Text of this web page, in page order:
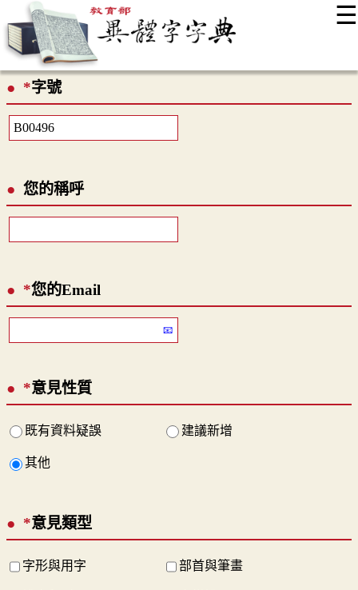
☰
最新消息
*字號
您的稱呼
*您的Email
*意見性質
既有資料疑誤 建議新增
其他
*意見類型
字形與用字 部首與筆畫